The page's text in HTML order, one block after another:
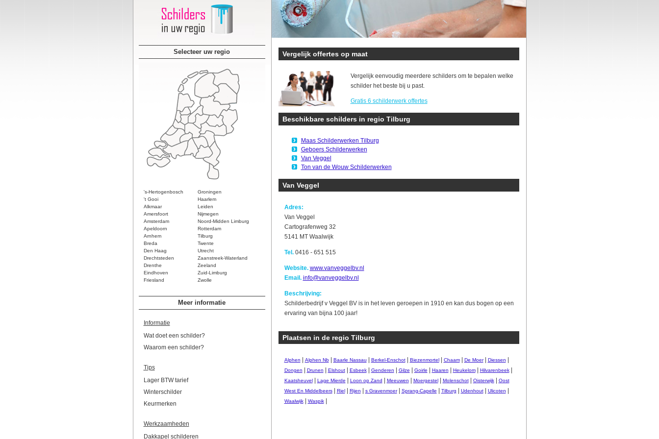
Selecteer uw regio
's-Hertogenbosch
Groningen
't Gooi
Haarlem
Alkmaar
Leiden
Amersfoort
Nijmegen
Amsterdam
Noord-Midden Limburg
Apeldoorn
Rotterdam
Arnhem
Tilburg
Breda
Twente
Den Haag
Utrecht
Drechtsteden
Zaanstreek-Waterland
Drenthe
Zeeland
Eindhoven
Zuid-Limburg
Friesland
Zwolle
Meer informatie
Informatie
Wat doet een schilder?
Waarom een schilder?
Tips
Lager BTW tarief
Winterschilder
Keurmerken
Werkzaamheden
Dakkapel schilderen
Vergelijk offertes op maat
Vergelijk eenvoudig meerdere schilders om te bepalen welke
schilder het beste bij u past.
Gratis 6 schilderwerk offertes
Beschikbare schilders in regio Tilburg
Maas Schilderwerken Tilburg
Geboers Schilderwerken
Van Veggel
Ton van de Wouw Schilderwerken
Van Veggel
Adres:
Van Veggel
Cartografenweg 32
5141 MT Waalwijk
Tel.0416 - 651 515
Website. www.vanveggelbv.nl
Email. info@vanveggelbv.nl
Beschrijving:
Schilderbedrijf v Veggel BV is in het leven geroepen in 1910 en kan dus bogen op een
ervaring van bijna 100 jaar!
Plaatsen in de regio Tilburg
Alphen Alphen Nb| Baarle Nassau Berkel-Enschot| Biezenmortel| Chaam| De Moer| Diessen
Dongen Drunen Elshout| Esbeek| Genderen Gilze Goirle Haaren Heukelom| Hilvarenbeek|
Kaatsheuvel| Lage Mierde Loon op Zand Meeuwen Moergestel| Molenschot| Oisterwijk|
Oost
West En Middelbeers| Riel| Rijen s Gravenmoer| Sprang-Capelle Tilburg Udenhout| Ulicoten
Waalwijk| Waspik|